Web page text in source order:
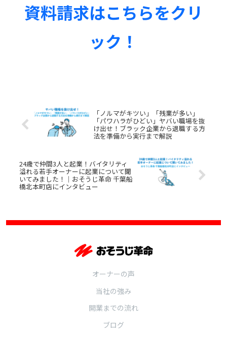
資料請求はこちらをクリ
ック！
「ノルマがキツい」「残業が多い」
「パワハラがひどい」ヤバい職場を抜
け出せ！ブラック企業から退職する方
法を準備から実行まで解説
24歳で仲間3人と起業！バイタリティ
溢れる若手オーナーに起業について聞
いてみました！｜おそうじ革命 千葉船
橋北本町店にインタビュー
オーナーの声
当社の強み
開業までの流れ
ブログ